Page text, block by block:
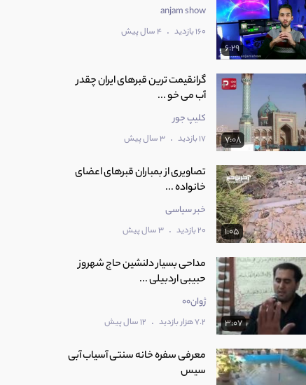
6:29
anjam show
160 بازدید . 4 سال پیش
7:08
گرانقیمت ترین قبرهای ایران چقدر
آب می خو ...
کلیپ جور
17 بازدید . 3 سال پیش
1:05
تصاویری از بمباران قبرهای اعضای
خانواده ...
خبر سیاسی
20 بازدید . 3 سال پیش
3:07
مداحی بسیار دلنشین حاج شهروز
حبیبی اردبیلی ...
ژوان00
7.2 هزار بازدید . 12 سال پیش
معرفی سفره خانه سنتی آسیاب آبی
سیس